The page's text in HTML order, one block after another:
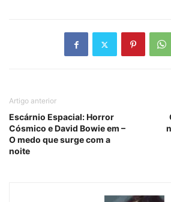
Artigo anterior
Escárnio Espacial: Horror
Cósmico e David Bowie em –
O medo que surge com a
noite